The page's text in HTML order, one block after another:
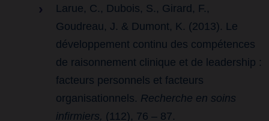
Larue, C., Dubois, S., Girard, F.,
Goudreau, J. & Dumont, K. (2013). Le
développement continu des compétences
de raisonnement clinique et de leadership :
facteurs personnels et facteurs
organisationnels. Recherche en soins
infirmiers, (112), 76 – 87.